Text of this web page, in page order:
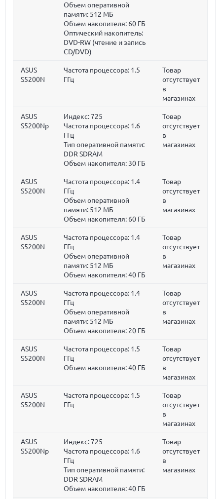
Объем оперативной
памяти: 512 МБ
Объем накопителя: 60 ГБ
Оптический накопитель:
DVD-RW (чтение и запись
CD/DVD)
ASUS
S5200N
Частота процессора: 1.5
ГГц
Товар
отсутствует
в
магазинах
ASUS
S5200Np
Индекс: 725
Частота процессора: 1.6
ГГц
Тип оперативной памяти:
DDR SDRAM
Объем накопителя: 30 ГБ
Товар
отсутствует
в
магазинах
ASUS
S5200N
Частота процессора: 1.4
ГГц
Объем оперативной
памяти: 512 МБ
Объем накопителя: 60 ГБ
Товар
отсутствует
в
магазинах
ASUS
S5200N
Частота процессора: 1.4
ГГц
Объем оперативной
памяти: 512 МБ
Объем накопителя:40 ГБ
Товар
отсутствует
в
магазинах
ASUS
S5200N
Частота процессора: 1.4
ГГц
Объем оперативной
памяти: 512 МБ
Объем накопителя: 20 ГБ
Товар
отсутствует
в
магазинах
ASUS
S5200N
Частота процессора: 1.5
ГГц
Объем накопителя:40 ГБ
Товар
отсутствует
в
магазинах
ASUS
S5200N
Частота процессора: 1.5
ГГц
Товар
отсутствует
в
магазинах
ASUS
S5200Np
Индекс: 725
Частота процессора: 1.6
ГГц
Тип оперативной памяти:
DDR SDRAM
Объем накопителя:40 ГБ
Товар
отсутствует
в
магазинах